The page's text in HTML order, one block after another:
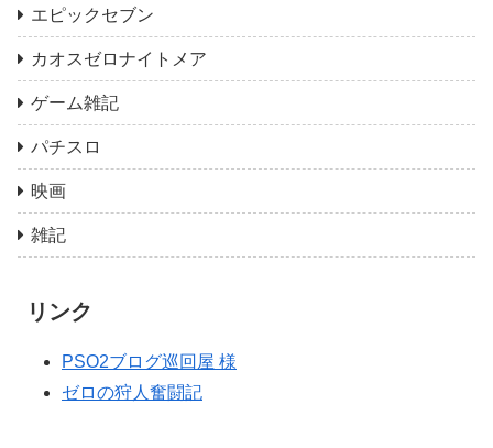
エピックセブン
カオスゼロナイトメア
ゲーム雑記
パチスロ
映画
雑記
リンク
PSO2ブログ巡回屋 様
ゼロの狩人奮闘記